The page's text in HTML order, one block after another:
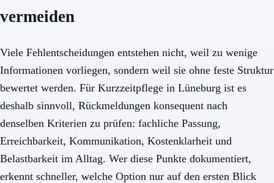
vermeiden
Viele Fehlentscheidungen entstehen nicht, weil zu wenige
Informationen vorliegen, sondern weil sie ohne feste Struktur
bewertet werden. Für Kurzzeitpflege in Lüneburg ist es
deshalb sinnvoll, Rückmeldungen konsequent nach
denselben Kriterien zu prüfen: fachliche Passung,
Erreichbarkeit, Kommunikation, Kostenklarheit und
Belastbarkeit im Alltag. Wer diese Punkte dokumentiert,
erkennt schneller, welche Option nur auf den ersten Blick